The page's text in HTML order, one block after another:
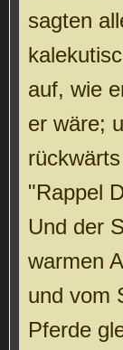
sagten
auf, wie
er wäre;
"Rappel
Und der
warmen
und vom
Pferde